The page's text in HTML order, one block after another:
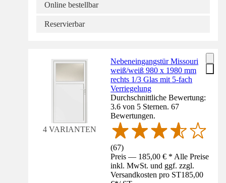
Online bestellbar
Reservierbar
4 VARIANTEN
Nebeneingangstür Missouri
weiß/weiß 980 x 1980 mm
rechts 1/3 Glas mit 5-fach
Verriegelung
Durchschnittliche Bewertung:
3.6 von 5 Sternen. 67
Bewertungen.
(67)
Preis — 185,00 € * Alle Preise
inkl. MwSt. und ggf. zzgl.
Versandkosten pro ST185,00